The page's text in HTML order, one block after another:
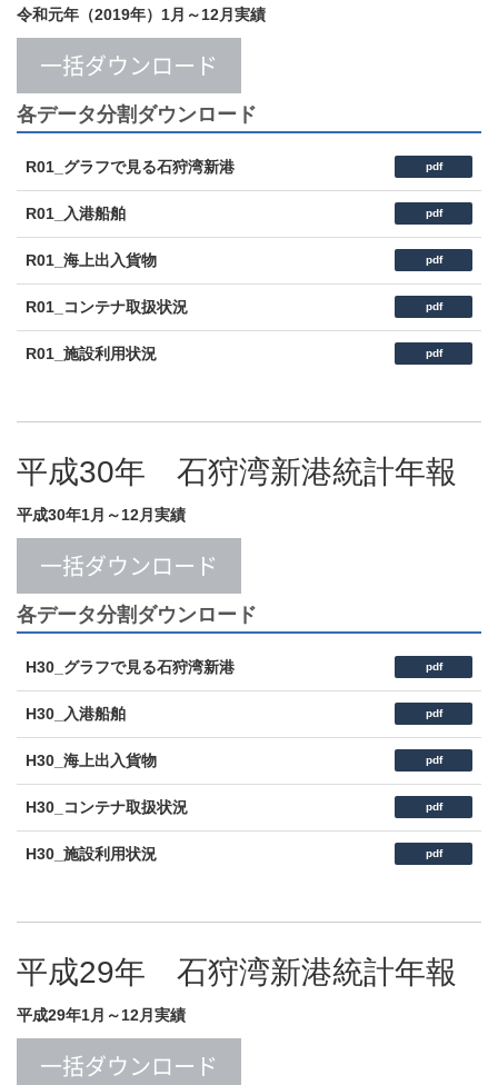
令和元年（2019年）1月～12月実績
一括ダウンロード
各データ分割ダウンロード
R01_グラフで見る石狩湾新港 pdf
R01_入港船舶 pdf
R01_海上出入貨物 pdf
R01_コンテナ取扱状況 pdf
R01_施設利用状況 pdf
平成30年 石狩湾新港統計年報
平成30年1月～12月実績
一括ダウンロード
各データ分割ダウンロード
H30_グラフで見る石狩湾新港 pdf
H30_入港船舶 pdf
H30_海上出入貨物 pdf
H30_コンテナ取扱状況 pdf
H30_施設利用状況 pdf
平成29年 石狩湾新港統計年報
平成29年1月～12月実績
一括ダウンロード